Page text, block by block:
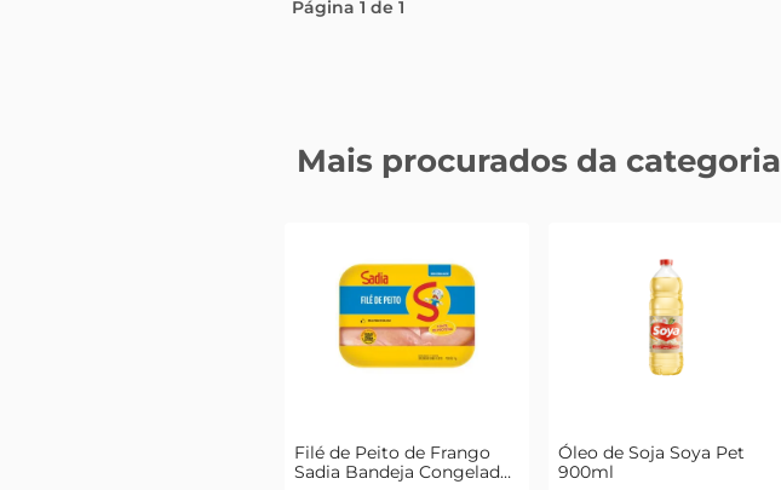
Página 1 de 1
Mais procurados da categoria
Filé de Peito de Frango
Sadia Bandeja Congelado
Óleo de Soja Soya Pet
900ml